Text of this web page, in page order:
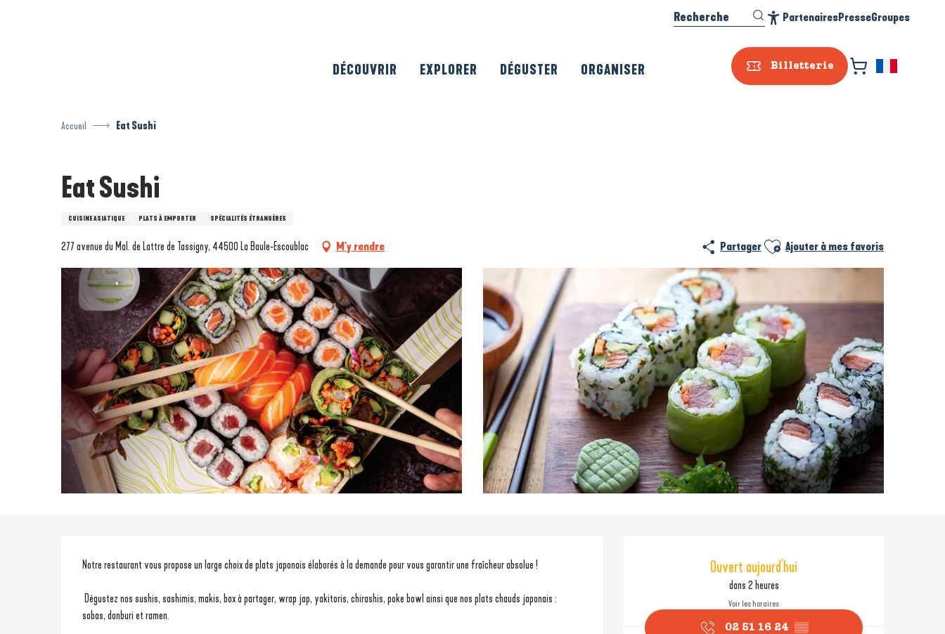
Billetterie
Recherche PartenairesPresseGroupes
DÉCOUVRIR EXPLORER DÉGUSTER ORGANISER
Accueil Eat Sushi
Eat Sushi
CUISINE ASIATIQUE PLATS À EMPORTER SPÉCIALITÉS ÉTRANGÈRES
277 avenue du Mal. de Lattre de Tassigny, 44500 La Baule-Escoublac M'y rendre Partager Ajouter aux favoris
Ajouter à mes favoris
Ouverture et
Ouvert aujourd'hui
dans 2 heures
Voir les horaires
02 51 16 24 ▒▒
Description
Notre restaurant vous propose un large choix de plats japonais élaborés à la demande pour vous garantir une fraîcheur absolue !
sobas, donburi et ramen.